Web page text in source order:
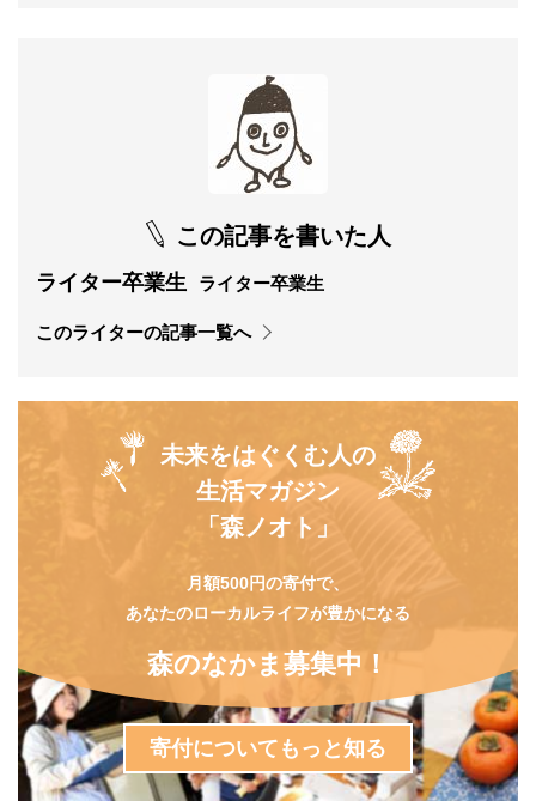
この記事を書いた人
ライター卒業生 ライター卒業生
このライターの記事一覧へ
未来をはぐくむ人の
生活マガジン
「森ノオト」
月額500円の寄付で、
あなたのローカルライフが豊かになる
森のなかま募集中！
寄付についてもっと知る